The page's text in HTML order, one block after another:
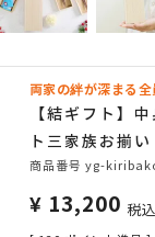
両家の絆が深まる
【結ギフト】
ト三家族お揃
商品番号 yg-
¥ 13,200 税込